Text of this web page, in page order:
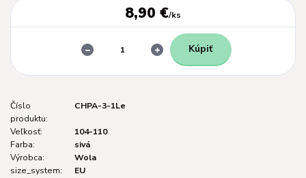
8,90 €/ks
Kúpiť
Číslo
produktu:
CHPA-3-1Le
Veľkosť:
104-110
Farba:
sivá
Výrobca:
Wola
size_system:
EU